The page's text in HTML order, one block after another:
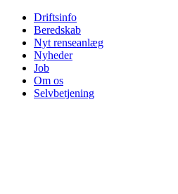
Driftsinfo
Beredskab
Nyt renseanlæg
Nyheder
Job
Om os
Selvbetjening